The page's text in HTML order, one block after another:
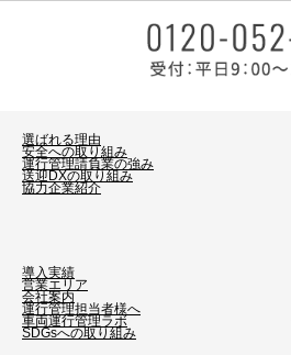
選ばれる理由
安全への取り組み
運行管理請負業の強み
送迎DXの取り組み
協力企業紹介
導入実績
営業エリア
会社案内
運行管理担当者様へ
車両運行管理ラボ
SDGsへの取り組み